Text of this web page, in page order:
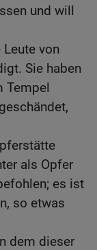
und will
Leute von
Sie haben
Tempel
als Opfer
es ist
so etwas
dem dieser